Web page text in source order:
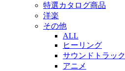
特選カタログ商品
洋楽
その他
ALL
ヒーリング
サウンドトラック
アニメ